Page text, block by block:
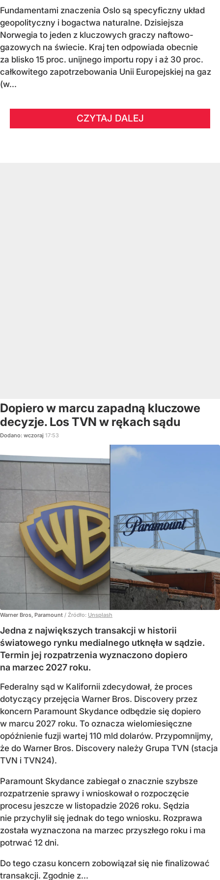
Fundamentami znaczenia Oslo są specyficzny układ
geopolityczny i bogactwa naturalne. Dzisiejsza
Norwegia to jeden z kluczowych graczy naftowo-
gazowych na świecie. Kraj ten odpowiada obecnie
za blisko 15 proc. unijnego importu ropy i aż 30 proc.
całkowitego zapotrzebowania Unii Europejskiej na gaz
(w...
CZYTAJ DALEJ
Dopiero w marcu zapadną kluczowe
decyzje. Los TVN w rękach sądu
Dodano: wczoraj 17:53
Warner Bros, Paramount / Źródło: Unsplash
Jedna z największych transakcji w historii
światowego rynku medialnego utknęła w sądzie.
Termin jej rozpatrzenia wyznaczono dopiero
na marzec 2027 roku.
Federalny sąd w Kalifornii zdecydował, że proces
dotyczący przejęcia Warner Bros. Discovery przez
koncern Paramount Skydance odbędzie się dopiero
w marcu 2027 roku. To oznacza wielomiesięczne
opóźnienie fuzji wartej 110 mld dolarów. Przypomnijmy,
że do Warner Bros. Discovery należy Grupa TVN (stacja
TVN i TVN24).
Paramount Skydance zabiegał o znacznie szybsze
rozpatrzenie sprawy i wnioskował o rozpoczęcie
procesu jeszcze w listopadzie 2026 roku. Sędzia
nie przychylił się jednak do tego wniosku. Rozprawa
została wyznaczona na marzec przyszłego roku i ma
potrwać 12 dni.
Do tego czasu koncern zobowiązał się nie finalizować
transakcji. Zgodnie z...